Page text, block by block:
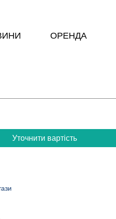
ОРЕНДА
Уточнити вартість